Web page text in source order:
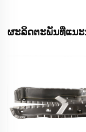
ຜະລິດຕະພັນທີ່ແນະ